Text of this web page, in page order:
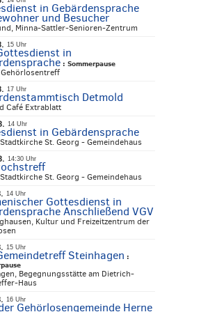
in Gebärdensprache
und Besucher
Minna-Sattler-Senioren-Zentrum
15 Uhr
in
: Sommerpause
17 Uhr
Detmold
Café Extrablatt
14 Uhr
in Gebärdensprache
St. Georg - Gemeindehaus
14:30 Uhr
St. Georg - Gemeindehaus
14 Uhr
Gottesdienst in
Anschließend VGV
Kultur und Freizeitzentrum der
15 Uhr
Steinhagen :
Begegnungsstätte am Dietrich-
Haus
16 Uhr
Gehörlosengemeinde Herne